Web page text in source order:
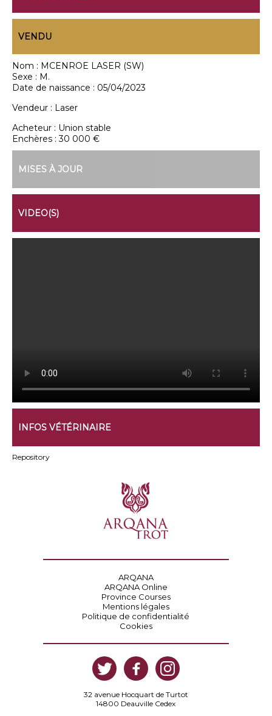
VENDU
Nom : MCENROE LASER (SW)
Sexe : M.
Date de naissance : 05/04/2023
Vendeur : Laser
Acheteur : Union stable
Enchères :30 000 €
MISES À JOUR
VIDEO(S)
INFOS VÉTÉRINAIRE
Repository
ARQANA
ARQANA Online
Province Courses
Mentions légales
Politique de confidentialité
Cookies
32 avenue Hocquart de Turtot
14800 Deauville Cedex